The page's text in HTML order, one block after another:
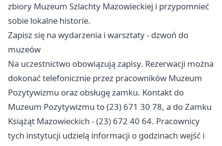
zbiory Muzeum Szlachty Mazowieckiej i przypomnieć
sobie lokalne historie.
Zapisz się na wydarzenia i warsztaty - dzwoń do
muzeów
Na uczestnictwo obowiązują zapisy. Rezerwacji można
dokonać telefonicznie przez pracowników Muzeum
Pozytywizmu oraz obsługę zamku. Kontakt do
Muzeum Pozytywizmu to (23) 671 30 78, a do Zamku
Książąt Mazowieckich - (23) 672 40 64. Pracownicy
tych instytucji udzielą informacji o godzinach wejść i